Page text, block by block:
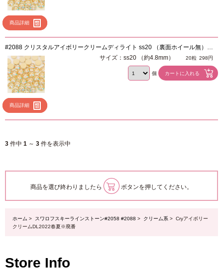
商品詳細
#2088 クリスタルアイボリークリームディライト ss20 （裏面ホイール無）※
廃番
商品詳細
サイズ：ss20 （約4.8mm） 20粒 298円
個
3 件中 1 ～ 3 件を表示中
商品を選び終わりましたら ボタンを押してください。
ホーム > スワロフスキーラインストーン#2058 #2088 > クリーム系 > Cryアイボリー
クリームDL2022春夏※廃番
Store Info